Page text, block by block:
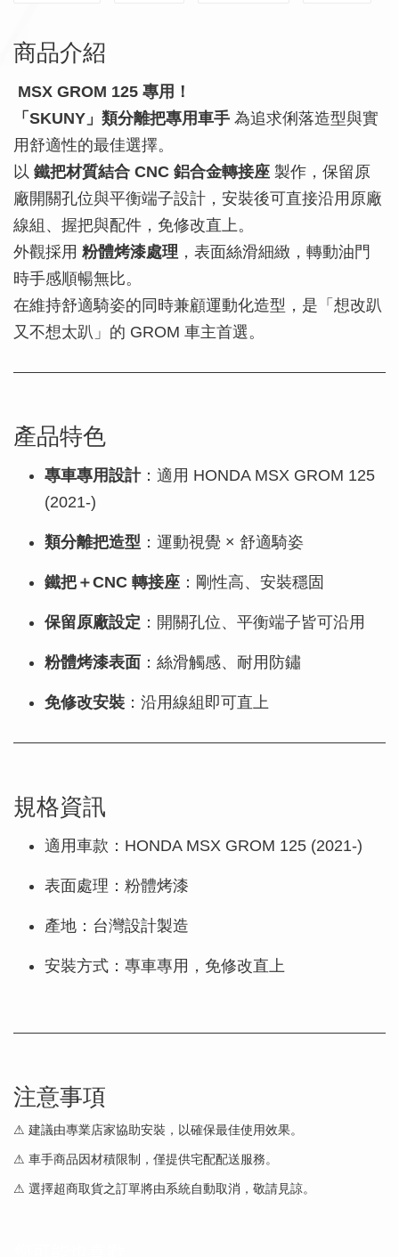
商品介紹
MSX GROM 125 專用！
「SKUNY」類分離把專用車手 為追求俐落造型與實
用舒適性的最佳選擇。
以 鐵把材質結合 CNC 鋁合金轉接座 製作，保留原
廠開關孔位與平衡端子設計，安裝後可直接沿用原廠
線組、握把與配件，免修改直上。
外觀採用 粉體烤漆處理 ，表面絲滑細緻，轉動油門
時手感順暢無比。
在維持舒適騎姿的同時兼顧運動化造型，是「想改趴
又不想太趴」的 GROM 車主首選。
產品特色
專車專用設計：適用 HONDA MSX GROM 125
(2021-)
類分離把造型 ：運動視覺 × 舒適騎姿
鐵把＋CNC 轉接座 ：剛性高、安裝穩固
保留原廠設定 ：開關孔位、平衡端子皆可沿用
粉體烤漆表面 ：絲滑觸感、耐用防鏽
免修改安裝 ：沿用線組即可直上
規格資訊
適用車款：HONDA MSX GROM 125 (2021-)
表面處理：粉體烤漆
產地：台灣設計製造
安裝方式：專車專用，免修改直上
注意事項
⚠ 建議由專業店家協助安裝，以確保最佳使用效果。
⚠ 車手商品因材積限制，僅提供宅配配送服務。
⚠ 選擇超商取貨之訂單將由系統自動取消，敬請見諒。